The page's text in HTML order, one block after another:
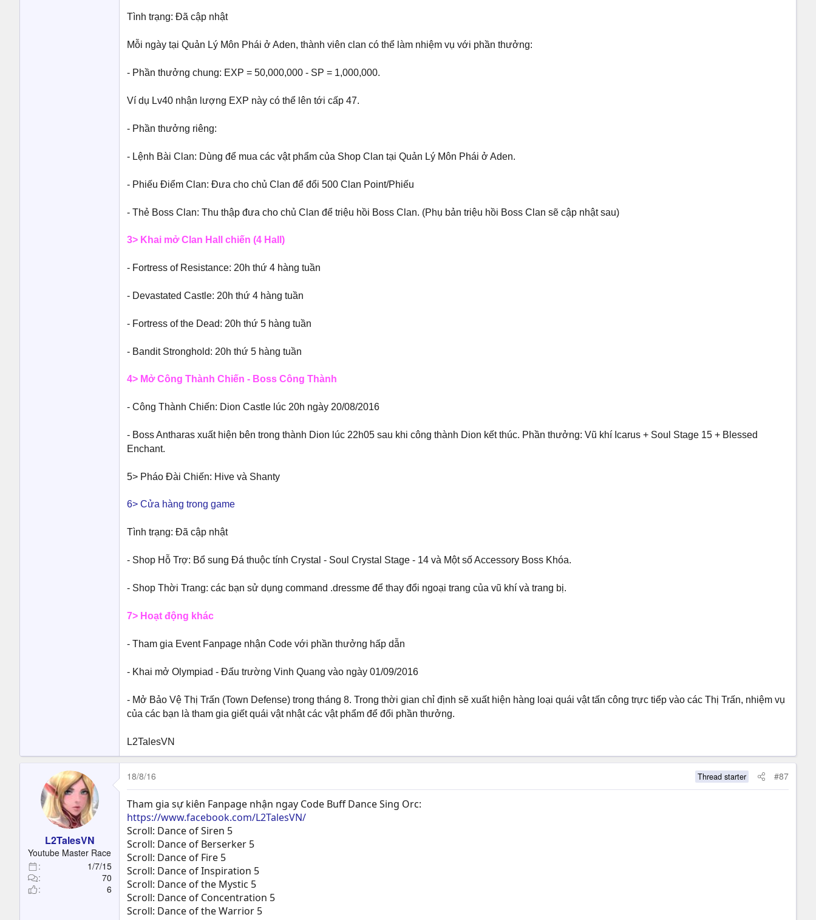
Tình trạng: Đã cập nhật
Mỗi ngày tại Quản Lý Môn Phái ở Aden, thành viên clan có thể làm nhiệm vụ với phần thưởng:
- Phần thưởng chung: EXP = 50,000,000 - SP = 1,000,000.
Ví dụ Lv40 nhận lượng EXP này có thể lên tới cấp 47.
- Phần thưởng riêng:
- Lệnh Bài Clan: Dùng để mua các vật phẩm của Shop Clan tại Quản Lý Môn Phái ở Aden.
- Phiếu Điểm Clan: Đưa cho chủ Clan để đổi 500 Clan Point/Phiếu
- Thẻ Boss Clan: Thu thập đưa cho chủ Clan để triệu hồi Boss Clan. (Phụ bản triệu hồi Boss Clan sẽ cập nhật sau)
3> Khai mở Clan Hall chiến (4 Hall)
- Fortress of Resistance: 20h thứ 4 hàng tuần
- Devastated Castle: 20h thứ 4 hàng tuần
- Fortress of the Dead: 20h thứ 5 hàng tuần
- Bandit Stronghold: 20h thứ 5 hàng tuần
4> Mở Công Thành Chiến - Boss Công Thành
- Công Thành Chiến: Dion Castle lúc 20h ngày 20/08/2016
- Boss Antharas xuất hiện bên trong thành Dion lúc 22h05 sau khi công thành Dion kết thúc. Phần thưởng: Vũ khí Icarus + Soul Stage 15 + Blessed
Enchant.
5> Pháo Đài Chiến: Hive và Shanty
6> Cửa hàng trong game
Tình trạng: Đã cập nhật
- Shop Hỗ Trợ: Bổ sung Đá thuộc tính Crystal - Soul Crystal Stage - 14 và Một số Accessory Boss Khóa.
- Shop Thời Trang: các bạn sử dụng command .dressme để thay đổi ngoại trang của vũ khí và trang bị.
7> Hoạt động khác
- Tham gia Event Fanpage nhận Code với phần thưởng hấp dẫn
- Khai mở Olympiad - Đấu trường Vinh Quang vào ngày 01/09/2016
- Mở Bảo Vệ Thị Trấn (Town Defense) trong tháng 8. Trong thời gian chỉ định sẽ xuất hiện hàng loại quái vật tấn công trực tiếp vào các Thị Trấn, nhiệm vụ
của các bạn là tham gia giết quái vật nhật các vật phẩm để đổi phần thưởng.
L2TalesVN
L2TalesVN
Youtube Master Race
1/7/15
70
6
18/8/16 Thread starter #87
Tham gia sự kiên Fanpage nhận ngay Code Buff Dance Sing Orc:
https://www.facebook.com/L2TalesVN/
Scroll: Dance of Siren 5
Scroll: Dance of Berserker 5
Scroll: Dance of Fire 5
Scroll: Dance of Inspiration 5
Scroll: Dance of the Mystic 5
Scroll: Dance of Concentration 5
Scroll: Dance of the Warrior 5